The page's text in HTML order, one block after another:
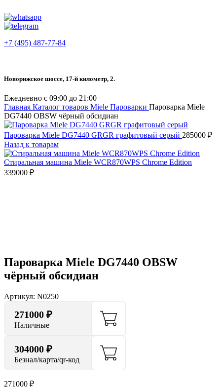
+7 (495) 487-77-84
Новорижское шоссе, 17-й километр, 2.
Ежедневно с 09:00 до 21:00
Главная Каталог товаров Miele Пароварки Пароварка Miele
DG7440 OBSW чёрный обсидиан
Пароварка Miele DG7440 GRGR графитовый серый 285000 ₽
Назад к товарам
Стиральная машина Miele WCR870WPS Chrome Edition
339000 ₽
Пароварка Miele DG7440 OBSW
чёрный обсидиан
Артикул: N0250
271000 ₽
Наличные
304000 ₽
Безнал/карта/qr-код
271000 ₽